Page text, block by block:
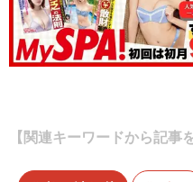
【関連キーワードから記事